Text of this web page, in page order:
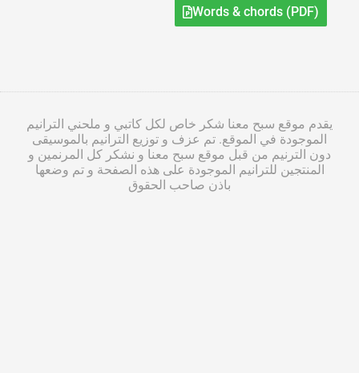
Words & chords (PDF)
يقدم موقع سبح معنا شكر خاص لكل كاتبي و ملحني الترانيم
الموجودة في الموقع. تم عزف و توزيع الترانيم بالموسيقى
دون الترنيم من قبل موقع سبح معنا و نشكر كل المرنمين و
المنتجين للترانيم الموجودة على هذه الصفحة و تم وضعها
باذن صاحب الحقوق